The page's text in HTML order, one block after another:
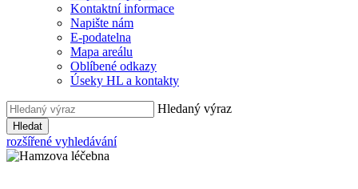
Kontaktní informace
Napište nám
E-podatelna
Mapa areálu
Oblíbené odkazy
Úseky HL a kontakty
Hledaný výraz
Hledat
rozšířené vyhledávání